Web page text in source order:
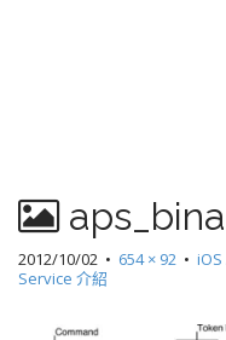
2012/10/02 • 654 × 92 •
Service 介紹